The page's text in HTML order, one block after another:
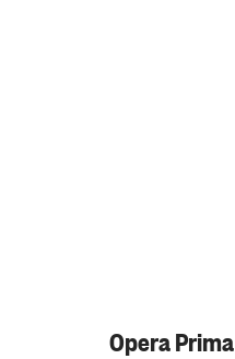
Opera Prima